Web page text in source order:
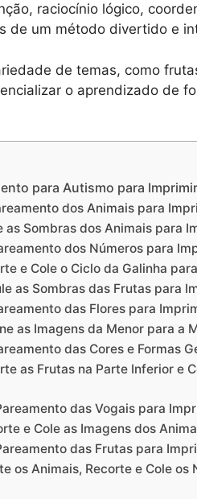
raciocínio lógico,
de um método divertido e
de temas, como
o aprendizado de
para Autismo para Imprimir
dos Animais para
as Sombras dos Animais para
dos Números para
e Cole o Ciclo da Galinha
as Sombras das Frutas para
das Flores para
as Imagens da Menor para a
das Cores e Formas
as Frutas na Parte Inferior e
das Vogais para
e Cole as Imagens dos
das Frutas para
os Animais, Recorte e Cole